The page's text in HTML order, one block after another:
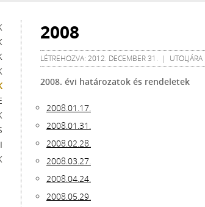
2008
LÉTREHOZVA: 2012. DECEMBER 31. | UTOLJÁRA
2008. évi határozatok és rendeletek
2008.01.17.
2008.01.31.
2008.02.28.
2008.03.27.
2008.04.24.
2008.05.29.